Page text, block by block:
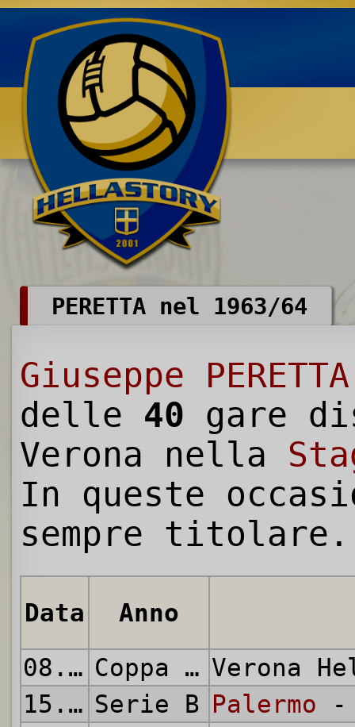
Benvenuti su HELLASTORY.net
PERETTA nel 1963/64
Giuseppe PERETTA
delle 40 gare
Verona nella
In queste
sempre titolare.
Data
Anno
08.09.1963
Coppa Italia Verona
15.09.1963 Serie B Palermo -